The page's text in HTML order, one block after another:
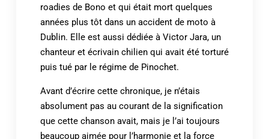
roadies de Bono et qui était mort quelques
années plus tôt dans un accident de moto à
Dublin. Elle est aussi dédiée à Victor Jara, un
chanteur et écrivain chilien qui avait été torturé
puis tué par le régime de Pinochet.
Avant d’écrire cette chronique, je n’étais
absolument pas au courant de la signification
que cette chanson avait, mais je l’ai toujours
beaucoup aimée pour l’harmonie et la force